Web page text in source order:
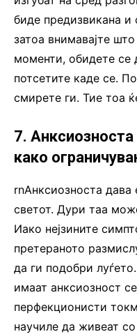
биде предизвикана и
затоа внимавајте
моменти, обидете се
потсетите каде се.
смирете ги. Тие тоа
7.
како
rnАнксиозноста дава
светот. Дури таа
Иако нејзините
претераното
да ги подобри
имаат анксиозност
перфекционисти
научиле да живеат со